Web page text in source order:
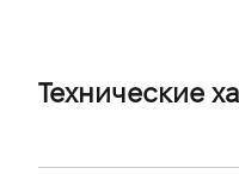
Технические
акціями,